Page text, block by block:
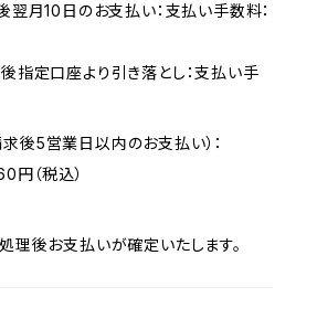
翌月10日のお支払い：支払い手数料：
指定口座より引き落とし：支払い手
後5営業日以内のお支払い）：
円（税込）
理後お支払いが確定いたします。